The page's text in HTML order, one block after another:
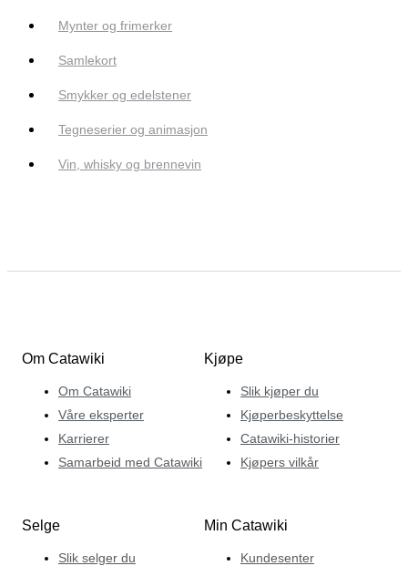
Mynter og frimerker
Samlekort
Smykker og edelstener
Tegneserier og animasjon
Vin, whisky og brennevin
Om Catawiki
Om Catawiki
Våre eksperter
Karrierer
Samarbeid med Catawiki
Kjøpe
Slik kjøper du
Kjøperbeskyttelse
Catawiki-historier
Kjøpers vilkår
Selge
Slik selger du
Min Catawiki
Kundesenter